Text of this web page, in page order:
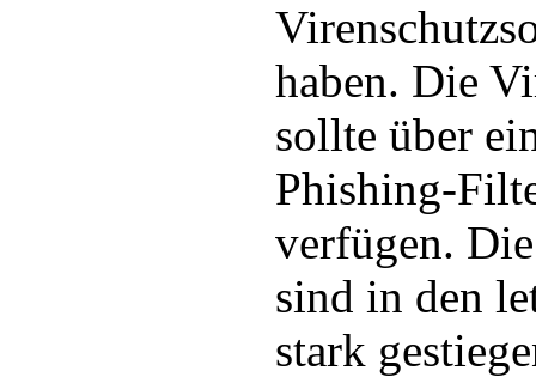
haben. Die
sollte über
Phishing-
verfügen.
sind in den
stark